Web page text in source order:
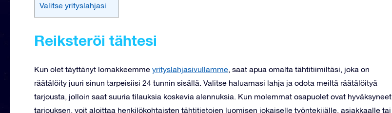
Valitse yrityslahjasi
Reiksteröi tähtesi
Kun olet täyttänyt lomakkeemme yrityslahjasivullamme, saat apua omalta tähtitiimiltäsi, joka on
räätälöity juuri sinun tarpeisiisi 24 tunnin sisällä. Valitse haluamasi lahja ja odota meiltä räätälöityä
tarjousta, jolloin saat suuria tilauksia koskevia alennuksia. Kun molemmat osapuolet ovat hyväksyneet
tarjouksen, voit aloittaa henkilökohtaisten tähtitietojen luomisen jokaiselle työntekijälle, asiakkaalle tai